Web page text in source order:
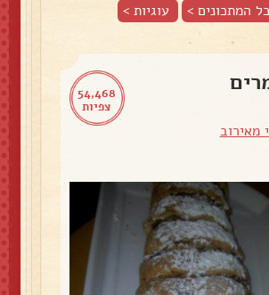
המתכונים > עוגיות>
54,468
צפיות
מאירוב